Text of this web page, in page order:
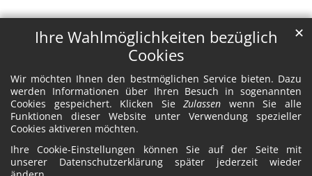
Ihre Wahlmöglichkeiten bezüglich
Cookies
Wir möchten Ihnen den bestmöglichen Service bieten. Dazu
werden Informationen über Ihren Besuch in sogenannten
Cookies gespeichert. Klicken SieZulassen wenn Sie alle
Funktionen dieser Website unter Verwendung spezieller
Cookies aktiveren möchten.
Ihre Cookie-Einstellungen können Sie auf der Seite mit
unserer Datenschutzerklärung später jederzeit wieder
✕